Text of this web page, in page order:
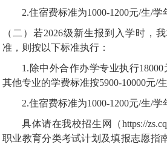
2.住宿费标准为1000-1200元/生/学
（二）若2026级新生报到入学时，
准，则按以下标准执行：
1.除中外合作办学专业执行18000
其他专业的学费标准按5900-10000元/
2.住宿费标准为1000-1200元/生/学
具体请在我校招生网（https://
职业教育分类考试计划及填报志愿指